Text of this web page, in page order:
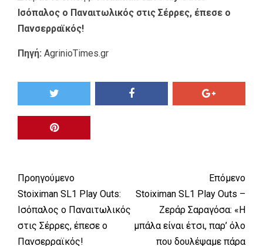
Ισόπαλος ο Παναιτωλικός στις Σέρρες, έπεσε ο
Πανσερραϊκός!
Πηγή: AgrinioTimes.gr
Προηγούμενο
Stoiximan SL1 Play Outs:
Ισόπαλος ο Παναιτωλικός
στις Σέρρες, έπεσε ο
Πανσερραϊκός!
Επόμενο
Stoiximan SL1 Play Outs –
Ζεράρ Σαραγόσα: «Η
μπάλα είναι έτσι, παρ’ όλο
που δουλέψαμε πάρα